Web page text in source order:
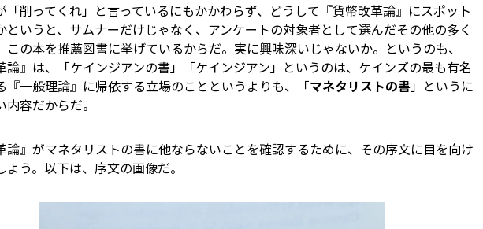
「削ってくれ」と言っているにもかかわらず、どうして『貨幣改革論』にスポット
というと、サムナーだけじゃなく、アンケートの対象者として選んだその他の多く
この本を推薦図書に挙げているからだ。実に興味深いじゃないか。というのも、
論』は、「ケインジアンの書」――「ケインジアン」というのは、ケインズの最も有名
『一般理論』に帰依する立場のこと――というよりも、「マネタリストの書」というに
容だからだ。
論』がマネタリストの書に他ならないことを確認するために、その序文に目を向け
よう。以下は、序文の画像だ。